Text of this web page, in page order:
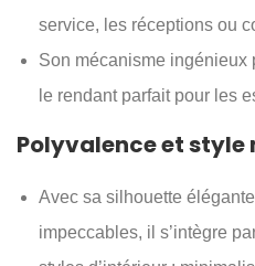
service, les réceptions ou
Son mécanisme ingénieux
le rendant parfait pour les
Polyvalence et style
Avec sa silhouette
impeccables, il s’intègre